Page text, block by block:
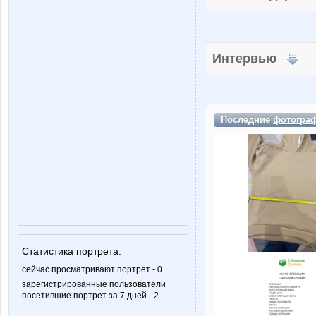
Статистика портрета:
сейчас просматривают портрет - 0
зарегистрированные пользователи
посетившие портрет за 7 дней - 2
Интервью
Последние